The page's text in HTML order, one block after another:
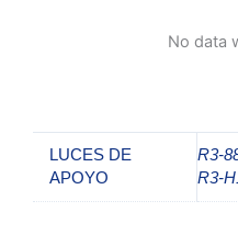
No data
LUCES DE
APOYO
R3-
R3-